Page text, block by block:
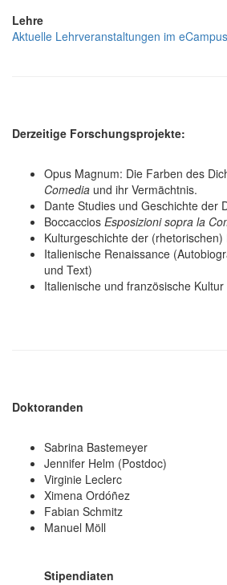
Lehre
Aktuelle Lehrveranstaltungen im eCampus
Derzeitige Forschungsprojekte:
Opus Magnum: Die Farben des
Comedia und ihr Vermächtnis.
Dante Studies und Geschichte der
Boccaccios Esposizioni sopra la
Kulturgeschichte der (rhetorischen)
Italienische Renaissance
und Text)
Italienische und französische
Doktoranden
Sabrina Bastemeyer
Jennifer Helm (Postdoc)
Virginie Leclerc
Ximena Ordóñez
Fabian Schmitz
Manuel Möll
Stipendiaten